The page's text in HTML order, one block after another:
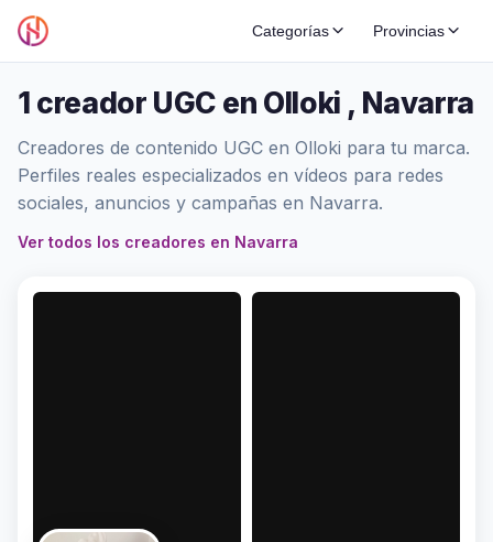
Categorías Provincias
1 creador UGC en Olloki , Navarra
Creadores de contenido UGC en Olloki para tu marca.
Perfiles reales especializados en vídeos para redes
sociales, anuncios y campañas en Navarra.
Ver todos los creadores en Navarra